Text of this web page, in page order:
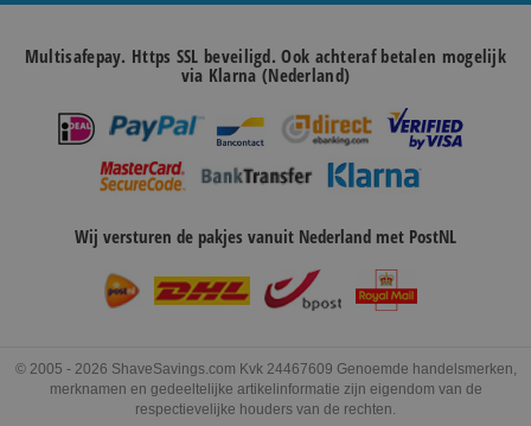
Multisafepay. Https SSL beveiligd. Ook achteraf betalen mogelijk
via Klarna (Nederland)
Wij versturen de pakjes vanuit Nederland met PostNL
© 2005 - 2026 ShaveSavings.com Kvk 24467609 Genoemde handelsmerken,
merknamen en gedeeltelijke artikelinformatie zijn eigendom van de
respectievelijke houders van de rechten.